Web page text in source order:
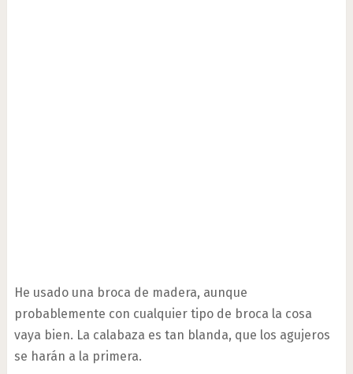
He usado una broca de madera, aunque
probablemente con cualquier tipo de broca la cosa
vaya bien. La calabaza es tan blanda, que los agujeros
se harán a la primera.